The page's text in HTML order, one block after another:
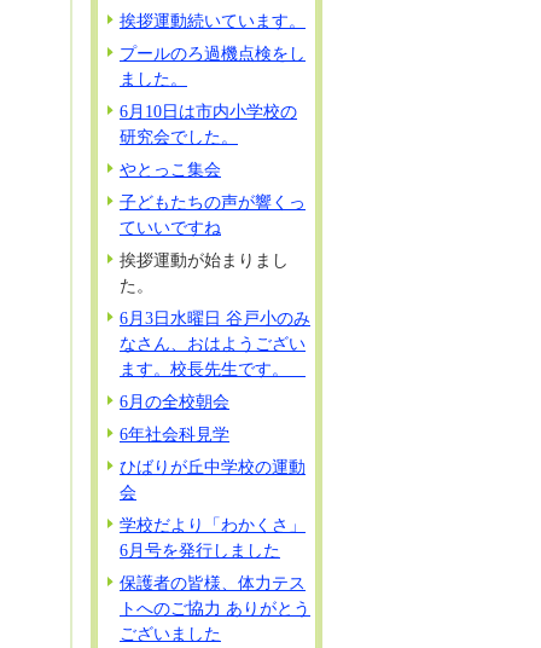
挨拶運動続いています。
プールのろ過機点検をし
ました。
6月10日は市内小学校の
研究会でした。
やとっこ集会
子どもたちの声が響くっ
ていいですね
挨拶運動が始まりまし
た。
6月3日水曜日 谷戸小のみ
なさん、おはようござい
ます。校長先生です。
6月の全校朝会
6年社会科見学
ひばりが丘中学校の運動
会
学校だより「わかくさ」
6月号を発行しました
保護者の皆様、体力テス
トへのご協力 ありがとう
ございました